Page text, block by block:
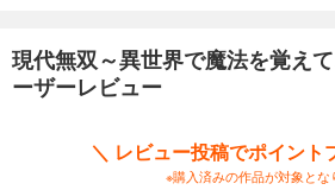
現代無双～異世界で魔法を覚え
ーザーレビュー
＼ レビュー投稿でポイント
※購入済みの作品が対象とな